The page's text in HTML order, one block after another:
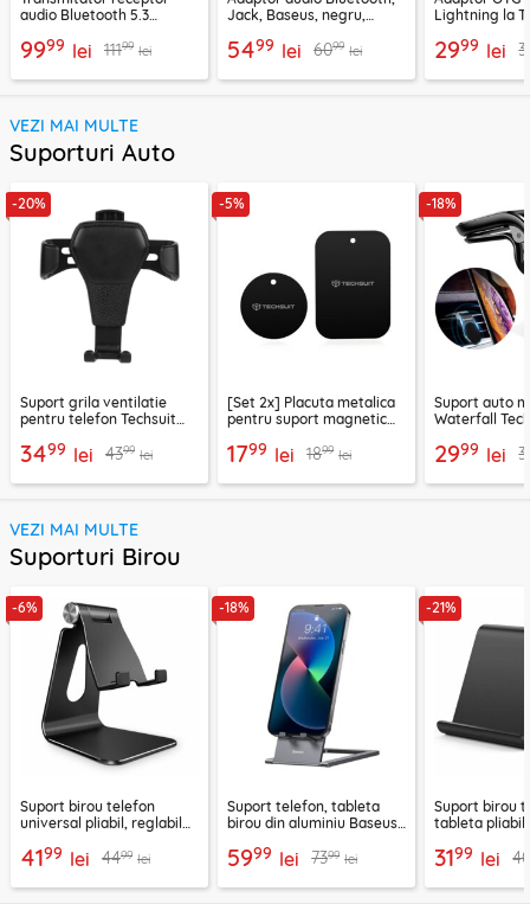
audio Bluetooth 5.3
9999 lei 11199 lei
Jack, Baseus, negru,
5499 lei 6099 lei
Lightning la
2999 lei
VEZI MAI MULTE
Suporturi Auto
-20%
Suport grila ventilatie
pentru telefon Techsuit
3499 lei 4399 lei
-5%
[Set 2x] Placuta metalica
pentru suport magnetic
negru
1799 lei 1899 lei
-18%
Suport auto
Waterfall
2999 lei
VEZI MAI MULTE
Suporturi Birou
-6%
Suport birou telefon
universal pliabil, reglabil
negru
4199 lei 4499 lei
-18%
Suport telefon, tableta
birou din aluminiu Baseus,
5999 lei 7399 lei
-21%
Suport birou
tableta pliabil
3199 lei